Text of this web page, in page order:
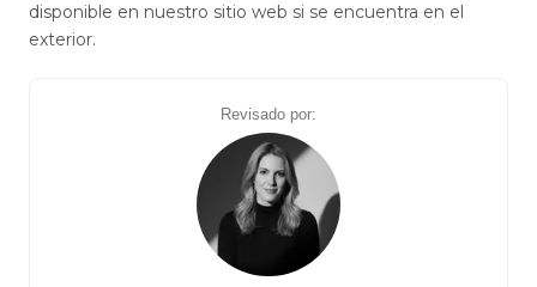
disponible en nuestro sitio web si se encuentra en el
exterior.
Revisado por: